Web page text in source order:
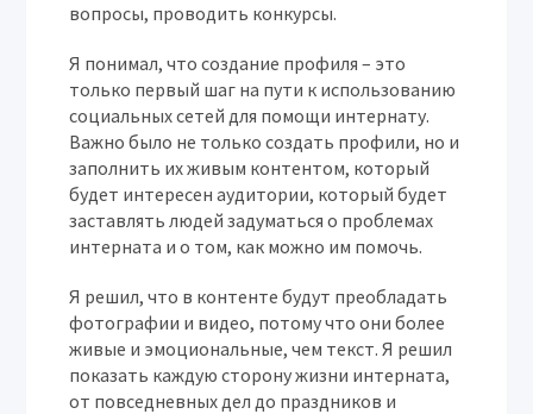
вопросы, проводить конкурсы.
Я понимал, что создание профиля – это
только первый шаг на пути к использованию
социальных сетей для помощи интернату.
Важно было не только создать профили, но и
заполнить их живым контентом, который
будет интересен аудитории, который будет
заставлять людей задуматься о проблемах
интерната и о том, как можно им помочь.
Я решил, что в контенте будут преобладать
фотографии и видео, потому что они более
живые и эмоциональные, чем текст. Я решил
показать каждую сторону жизни интерната,
от повседневных дел до праздников и